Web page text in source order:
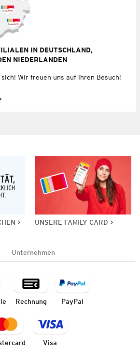
IN DEUTSCHLAND,
NIEDERLANDEN
Wir freuen uns auf Ihren Besuch!
UNSERE FAMILY CARD
Unternehmen
Rechnung PayPal
Visa